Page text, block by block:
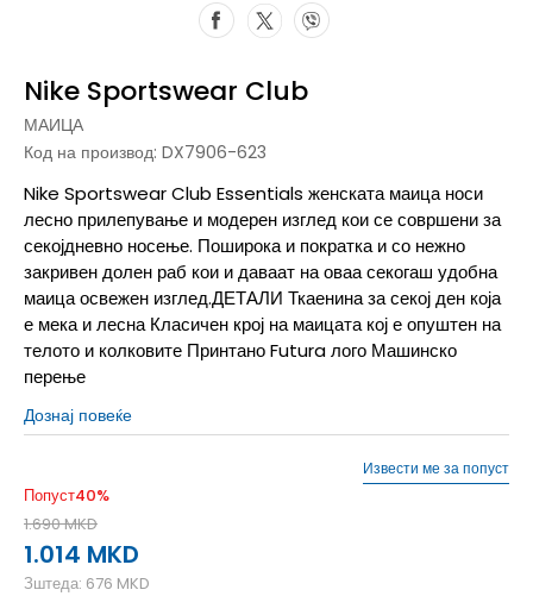
Nike Sportswear Club
МАИЦА
Код на производ: DX7906-623
Nike Sportswear Club Essentials женската маица носи
лесно прилепување и модерен изглед кои се совршени за
секојдневно носење. Поширока и пократка и со нежно
закривен долен раб кои и даваат на оваа секогаш удобна
маица освежен изглед.ДЕТАЛИ Ткаенина за секој ден која
е мека и лесна Класичен крој на маицата кој е опуштен на
телото и колковите Принтано Futura лого Машинско
перење
Дознај повеќе
Попуст40%
1.690MKD
1.014 MKD
Зштеда: 676 MKD
Извести ме за попуст